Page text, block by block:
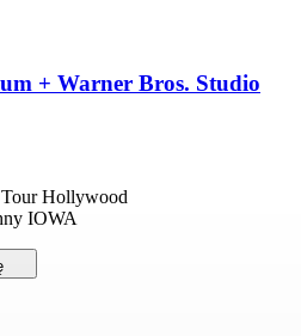
+ Warner Bros. Studio
Hollywood
IOWA